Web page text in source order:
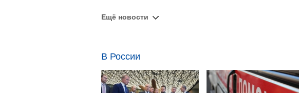
Ещё новости
В России